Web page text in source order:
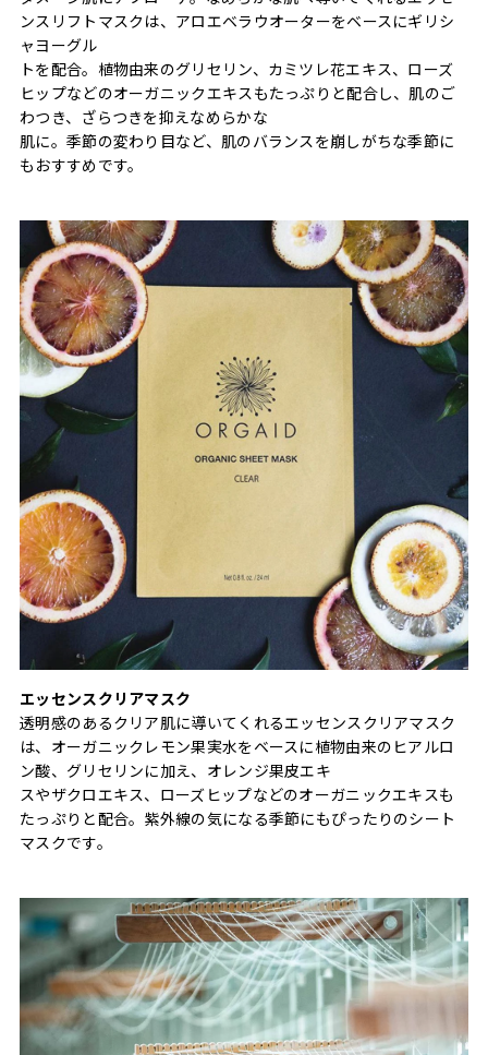
ンスリフトマスクは、アロエベラウオーターをベースにギリシ
ャヨーグル
トを配合。植物由来のグリセリン、カミツレ花エキス、ローズ
ヒップなどのオーガニックエキスもたっぷりと配合し、肌のご
わつき、ざらつきを抑えなめらかな
肌に。季節の変わり目など、肌のバランスを崩しがちな季節に
もおすすめです。
エッセンスクリアマスク
透明感のあるクリア肌に導いてくれるエッセンスクリアマスク
は、オーガニックレモン果実水をベースに植物由来のヒアルロ
ン酸、グリセリンに加え、オレンジ果皮エキ
スやザクロエキス、ローズヒップなどのオーガニックエキスも
たっぷりと配合。紫外線の気になる季節にもぴったりのシート
マスクです。